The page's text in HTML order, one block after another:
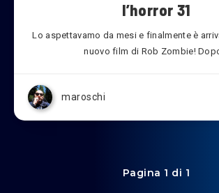
l’horror 31
Lo aspettavamo da mesi e finalmente è
nuovo film di Rob Zombie!
maroschi
Pagina 1 di 1